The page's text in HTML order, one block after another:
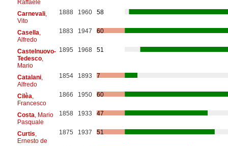
Raffaele
Carnevali,
Vito
1888 1960 58
Casella
Alfredo
1883 1947 60
Castelnuovo-
Tedesco,
Mario
1895 1968 51
Catalani,
Alfredo
1854 1893 7
Cilèa
Francesco
1866 1950 60
Costa , Mario
Pasquale
1858 1933 47
Curtis
Ernesto de
1875 1937 51